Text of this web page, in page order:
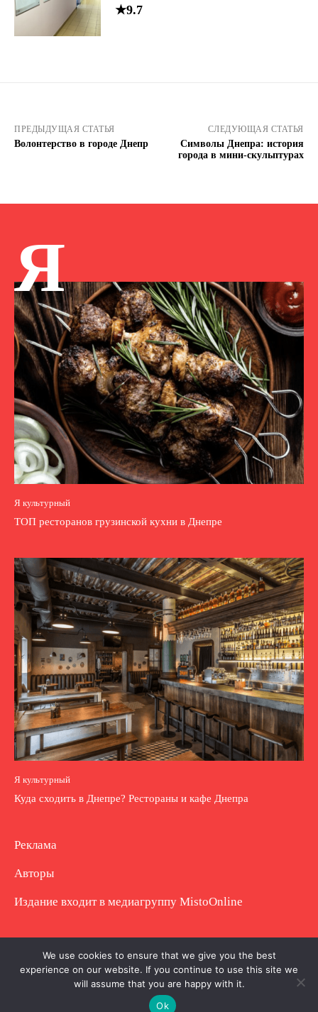
★9.7
ПРЕДЫДУЩАЯ СТАТЬЯ
Волонтерство в городе Днепр
СЛЕДУЮЩАЯ СТАТЬЯ
Символы Днепра: история
города в мини-скульптурах
Я
Я культурный
ТОП ресторанов грузинской кухни в Днепре
Я культурный
Куда сходить в Днепре? Рестораны и кафе Днепра
Реклама
Авторы
Издание входит в медиагруппу MistoOnline
Copyright © Полное использование материала
запрещено. Частично разрешено с гиперссылкой.
We use cookies to ensure that we give you the best
experience on our website. If you continue to use this site we
will assume that you are happy with it.
Ok